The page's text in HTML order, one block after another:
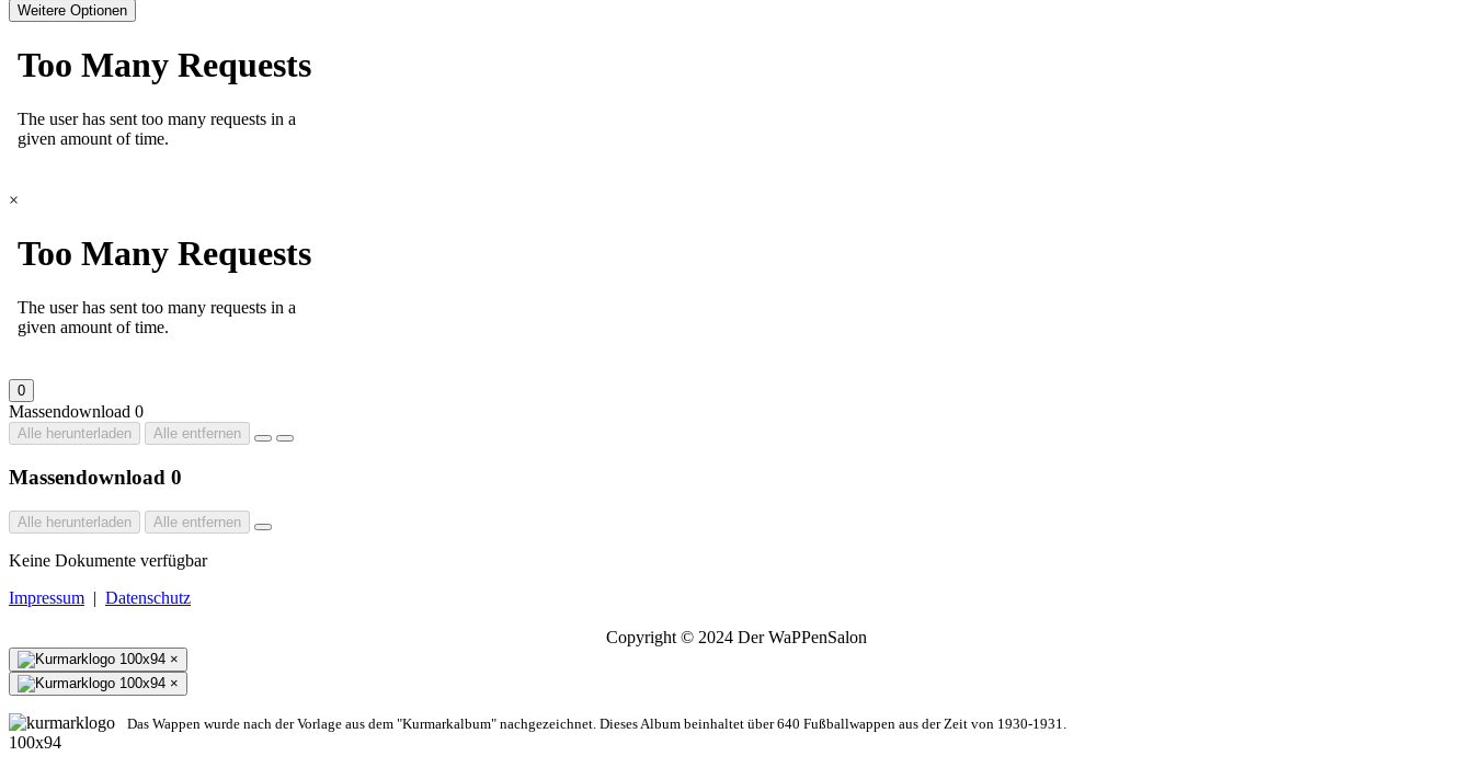
Weitere Optionen
×
0
Massendownload 0
Alle herunterladen Alle entfernen
Massendownload 0
Alle herunterladen Alle entfernen
Keine Dokumente verfügbar
Impressum | Datenschutz
Copyright © 2024 Der WaPPenSalon
×
×
Das Wappen wurde nach der Vorlage aus dem "Kurmarkalbum" nachgezeichnet. Dieses Album beinhaltet über 640 Fußballwappen aus der Zeit von 1930-1931.